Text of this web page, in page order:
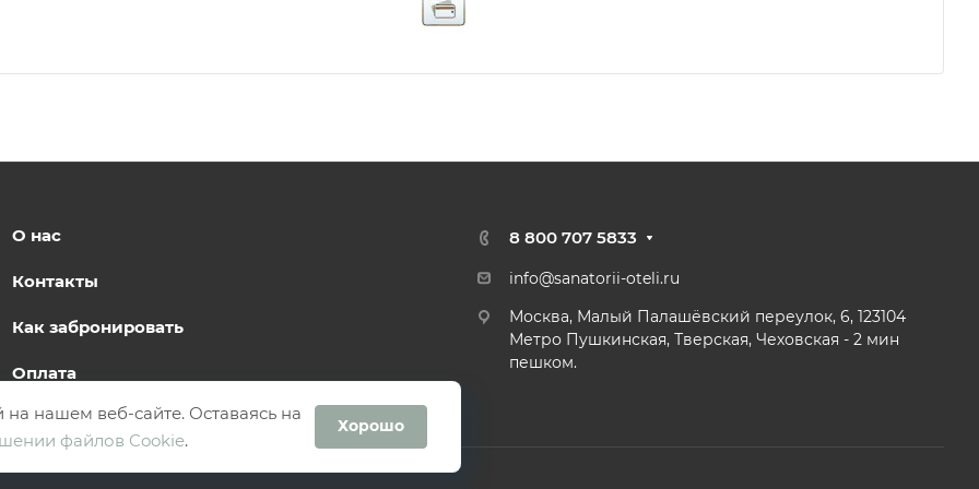
О нас
Контакты
Как забронировать
Оплата
8 800 707 5833
info@sanatorii-oteli.ru
Москва, Малый Палашёвский переулок, 6, 123104
Метро Пушкинская, Тверская, Чеховская - 2 мин
пешком.
нашем веб-сайте. Оставаясь на
файлов Cookie.
Хорошо